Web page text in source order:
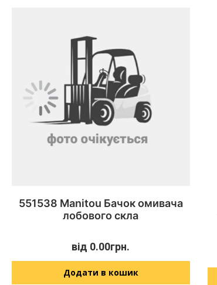
551538 Manitou Бачок омивача
лобового скла
від 0.00грн.
Додати в кошик